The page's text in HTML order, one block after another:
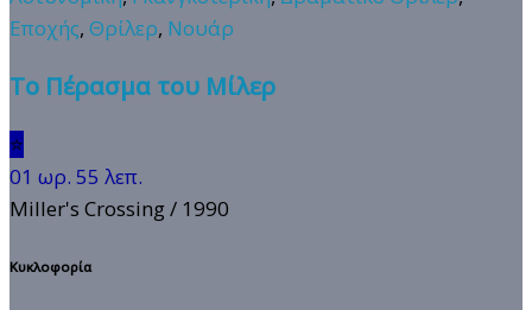
Εποχής, Θρίλερ, Νουάρ
Το Πέρασμα του Μίλερ
⭐
01 ωρ. 55 λεπ.
Miller's Crossing/ 1990
Κυκλοφορία